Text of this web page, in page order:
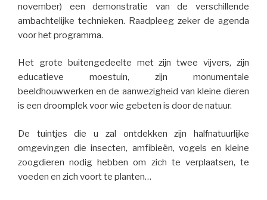
november) een demonstratie van de verschillende
ambachtelijke technieken. Raadpleeg zeker de agenda
voor het programma.
Het grote buitengedeelte met zijn twee vijvers, zijn
educatieve moestuin, zijn monumentale
beeldhouwwerken en de aanwezigheid van kleine dieren
is een droomplek voor wie gebeten is door de natuur.
De tuintjes die u zal ontdekken zijn halfnatuurlijke
omgevingen die insecten, amfibieën, vogels en kleine
zoogdieren nodig hebben om zich te verplaatsen, te
voeden en zich voort te planten…